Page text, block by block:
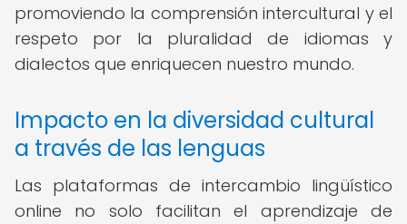
promoviendo la comprensión intercultural y el
respeto por la pluralidad de idiomas y
dialectos que enriquecen nuestro mundo.
Impacto en la diversidad cultural
a través de las lenguas
Las plataformas de intercambio lingüístico
online no solo facilitan el aprendizaje de